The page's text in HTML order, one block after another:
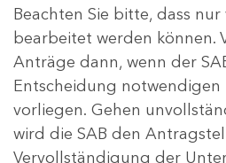
Beachten Sie bitte, dass
bearbeitet werden können.
Anträge dann, wenn der
Entscheidung notwendigen
vorliegen. Gehen
wird die SAB den
Vervollständigung der